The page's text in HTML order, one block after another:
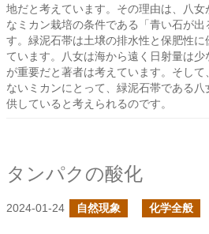
地だと考えています。その理由は、八
なミカン栽培の条件である「青い石が
す。緑泥石帯は土壌の排水性と保肥性
ています。八女は海から遠く日射量は
が重要だと著者は考えています。そして
ないミカンにとって、緑泥石帯である
供していると考えられるのです。
タンパクの酸化
2024-01-24 自然現象 化学全般